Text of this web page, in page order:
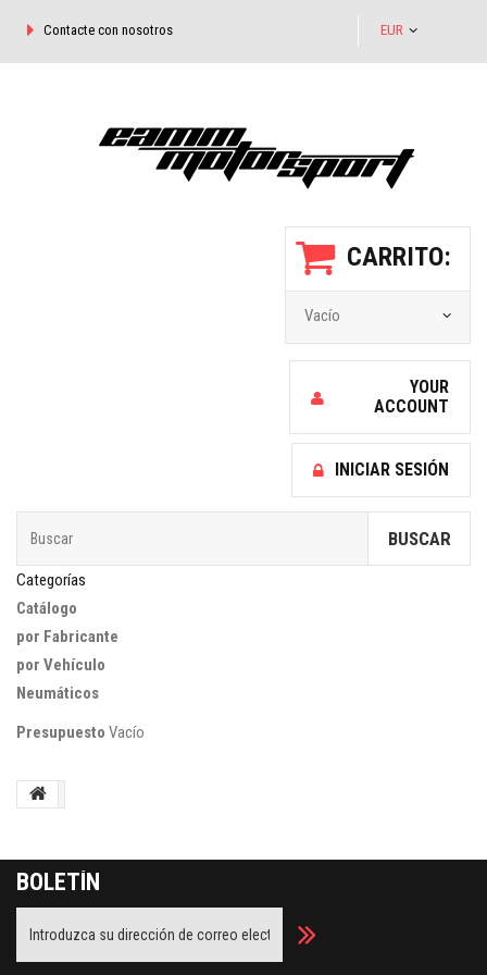
EUR
Contacte con nosotros
CARRITO:
Vacío
YOUR
ACCOUNT
INICIAR SESIÓN
BUSCAR
Categorías
Catálogo
por Fabricante
por Vehículo
Neumáticos
Presupuesto Vacío
BOLETÍN